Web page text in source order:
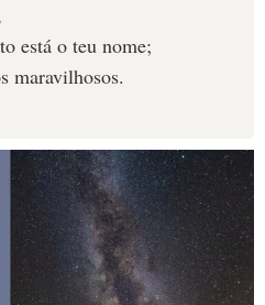
está o teu nome;
maravilhosos.